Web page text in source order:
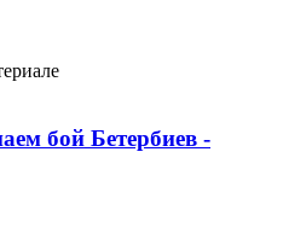
бой Бетербиев -